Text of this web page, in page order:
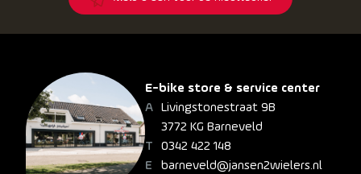
E-bike store & service center
Livingstonestraat 9B
3772 KG Barneveld
0342 422 148
barneveld@jansen2wielers.nl